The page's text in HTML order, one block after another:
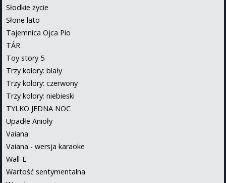
Słodkie życie
Słone lato
Tajemnica Ojca Pio
TÁR
Toy story 5
Trzy kolory: biały
Trzy kolory: czerwony
Trzy kolory: niebieski
TYLKO JEDNA NOC
Upadłe Anioły
Vaiana
Vaiana - wersja karaoke
Wall-E
Wartość sentymentalna